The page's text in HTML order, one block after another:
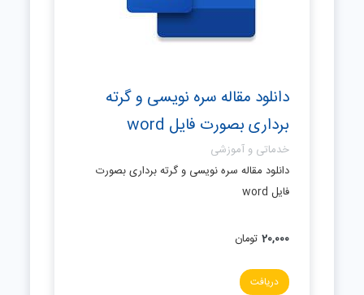
دانلود مقاله سره نویسی و گرته
برداری بصورت فایل word
خدماتی و آموزشی
دانلود مقاله سره نویسی و گرته برداری بصورت
فایل word
20,000 تومان
دریافت